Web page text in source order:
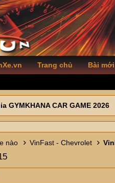
Trang chủ Bài mới
GYMKHANA CAR GAME 2026
nào VinFast - Chevrolet